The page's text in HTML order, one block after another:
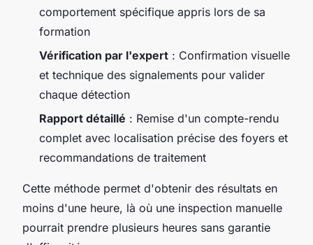
comportement spécifique appris lors de sa
formation
Vérification par l'expert : Confirmation visuelle
et technique des signalements pour valider
chaque détection
Rapport détaillé : Remise d'un compte-rendu
complet avec localisation précise des foyers et
recommandations de traitement
Cette méthode permet d'obtenir des résultats en
moins d'une heure, là où une inspection manuelle
pourrait prendre plusieurs heures sans garantie